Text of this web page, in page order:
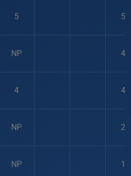
5 5
NP 4
4 4
NP 2
NP 1